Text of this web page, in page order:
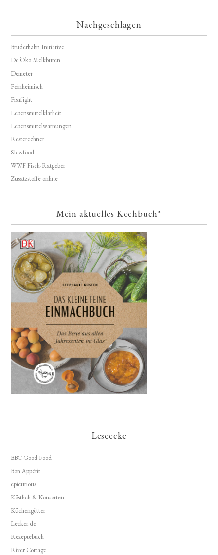
Nachgeschlagen
Bruderhahn Initiative
De Öko Melkburen
Demeter
Feinheimisch
Fishfight
Lebensmittelklarheit
Lebensmittelwarnungen
Resterechner
Slowfood
WWF Fisch-Ratgeber
Zusatzstoffe online
Mein aktuelles Kochbuch*
Leseecke
BBC Good Food
Bon Appétit
epicurious
Köstlich & Konsorten
Küchengötter
Lecker.de
Rezeptebuch
River Cottage